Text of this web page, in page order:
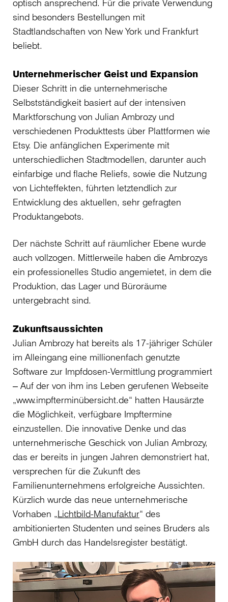
optisch ansprechend. Für die private Verwendung
sind besonders Bestellungen mit
Stadtlandschaften von New York und Frankfurt
beliebt.
Unternehmerischer Geist und Expansion
Dieser Schritt in die unternehmerische
Selbstständigkeit basiert auf der intensiven
Marktforschung von Julian Ambrozy und
verschiedenen Produkttests über Plattformen wie
Etsy. Die anfänglichen Experimente mit
unterschiedlichen Stadtmodellen, darunter auch
einfarbige und flache Reliefs, sowie die Nutzung
von Lichteffekten, führten letztendlich zur
Entwicklung des aktuellen, sehr gefragten
Produktangebots.
Der nächste Schritt auf räumlicher Ebene wurde
auch vollzogen. Mittlerweile haben die Ambrozys
ein professionelles Studio angemietet, in dem die
Produktion, das Lager und Büroräume
untergebracht sind.
Zukunftsaussichten
Julian Ambrozy hat bereits als 17-jähriger Schüler
im Alleingang eine millionenfach genutzte
Software zur Impfdosen-Vermittlung programmiert
‒ Auf der von ihm ins Leben gerufenen Webseite
„www.impfterminübersicht.de“ hatten Hausärzte
die Möglichkeit, verfügbare Impftermine
einzustellen. Die innovative Denke und das
unternehmerische Geschick von Julian Ambrozy,
das er bereits in jungen Jahren demonstriert hat,
versprechen für die Zukunft des
Familienunternehmens erfolgreiche Aussichten.
Kürzlich wurde das neue unternehmerische
Vorhaben „Lichtbild-Manufaktur“ des
ambitionierten Studenten und seines Bruders als
GmbH durch das Handelsregister bestätigt.